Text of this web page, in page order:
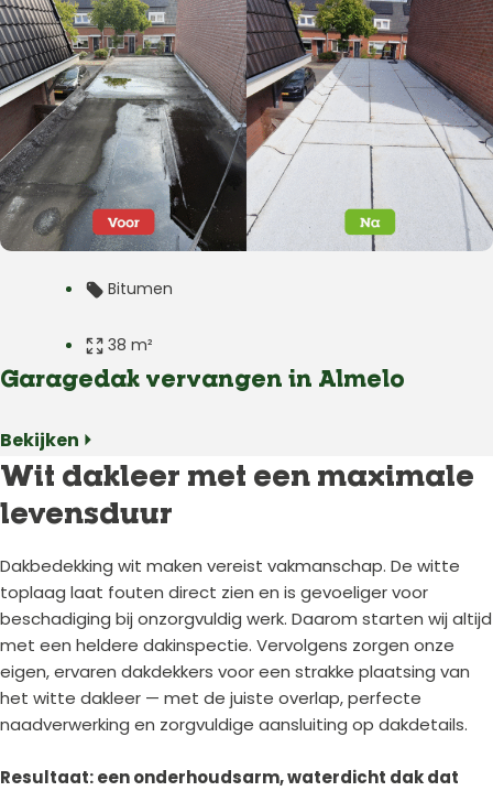
Zutphen
Bitumen
38 m²
Almelo
Garagedak vervangen in Almelo
Bekijken ⏵
Wit dakleer met een maximale
levensduur
Dakbedekking wit maken vereist vakmanschap. De witte
toplaag laat fouten direct zien en is gevoeliger voor
beschadiging bij onzorgvuldig werk. Daarom starten wij altijd
met een heldere dakinspectie. Vervolgens zorgen onze
eigen, ervaren dakdekkers voor een strakke plaatsing van
het witte dakleer — met de juiste overlap, perfecte
naadverwerking en zorgvuldige aansluiting op dakdetails.
Resultaat: een onderhoudsarm, waterdicht dak dat